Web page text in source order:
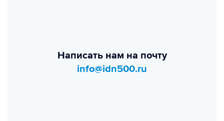
Написать нам на почту
info@idn500.ru